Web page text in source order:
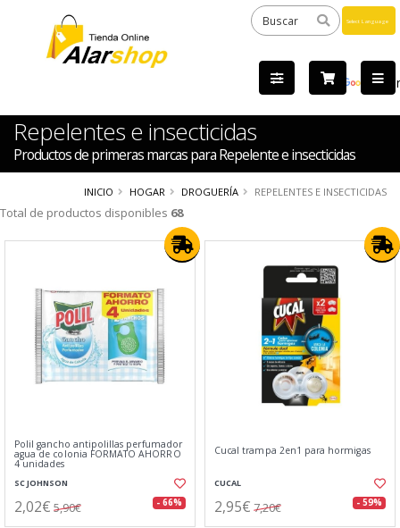
by
Repelentes e insecticidas
Productos de primeras marcas para Repelente e insecticidas
INICIO HOGAR DROGUERÍA REPELENTES E INSECTICIDAS
Total de productos disponibles 68
Polil gancho antipolillas perfumador
agua de colonia FORMATO AHORRO
4 unidades
SC JOHNSON
2,02€ 5,90€ - 66%
Cucal trampa 2en1 para hormigas
CUCAL
2,95€ 7,20€ - 59%